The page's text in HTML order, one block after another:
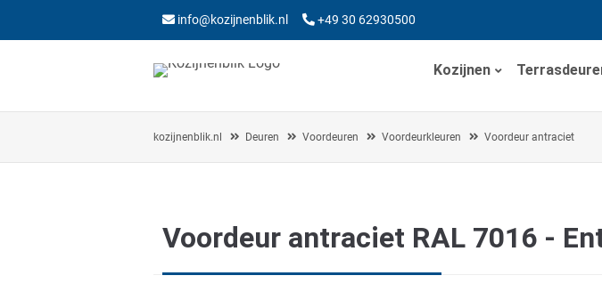
info@kozijnenblik.nl +49 30 62930500
Kozijnen
kozijnenblik.nl Deuren Voordeuren Voordeurkleuren Voordeur antraciet
Voordeur antraciet RAL 7016 -